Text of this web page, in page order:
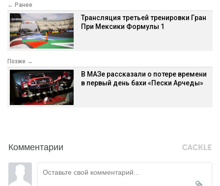
← Ранее
Трансляция третьей тренировки Гран
При Мексики Формулы 1
Позже →
В МАЗе рассказали о потере времени
в первый день бахи «Пески Арчеды»
Комментарии